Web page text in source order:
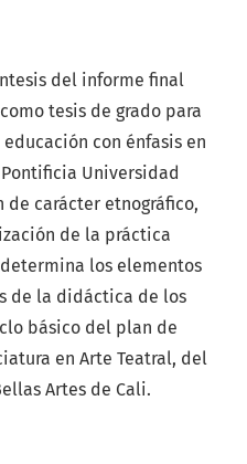
del informe final
tesis de grado para
con énfasis en
Universidad
de carácter etnográfico,
de la práctica
los elementos
de la didáctica de los
básico del plan de
en Arte Teatral, del
Artes de Cali.